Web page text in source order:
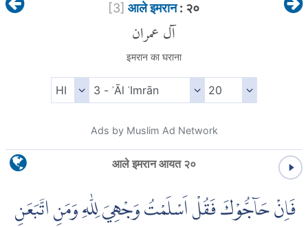
[3] आले इमरान: २०
آل عمران
इमरान का घराना
Ads by Muslim Ad Network
आले इमरान आयत २०
فَاِنْ حَاۤجُّوْكَ فَقُلْ اَسْلَمْتُ وَجْهِيَ لِلّٰهِ وَمَنِ اتَّبَعَنِ